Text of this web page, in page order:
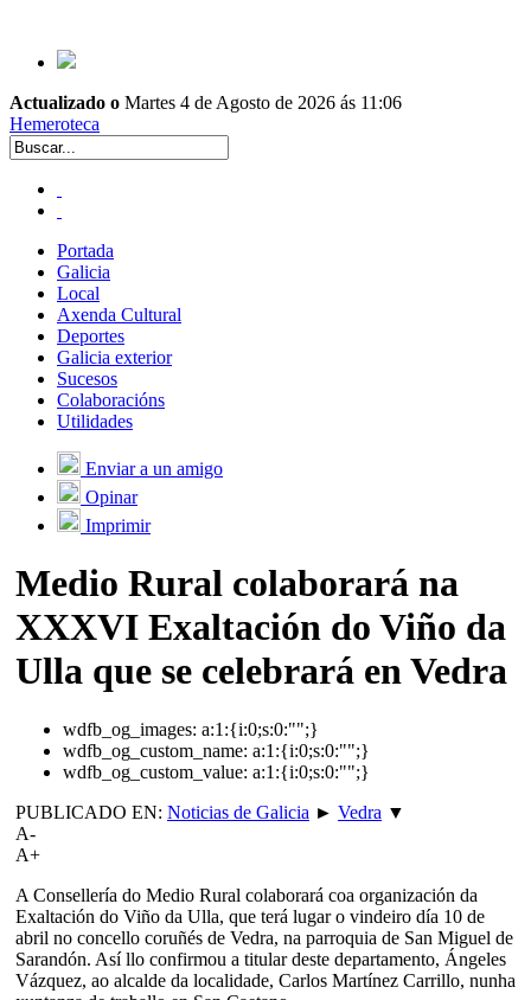
Actualizado o Martes 4 de Agosto de 2026 ás 11:06
Hemeroteca
Portada
Galicia
Local
Axenda Cultural
Deportes
Galicia exterior
Sucesos
Colaboracións
Utilidades
Enviar a un amigo
Opinar
Imprimir
Medio Rural colaborará na
XXXVI Exaltación do Viño da
Ulla que se celebrará en Vedra
wdfb_og_images: a:1:{i:0;s:0:"";}
wdfb_og_custom_name: a:1:{i:0;s:0:"";}
wdfb_og_custom_value: a:1:{i:0;s:0:"";}
PUBLICADO EN: Noticias de Galicia ► Vedra ▼
A-
A+
A Consellería do Medio Rural colaborará coa organización da
Exaltación do Viño da Ulla, que terá lugar o vindeiro día 10 de
abril no concello coruñés de Vedra, na parroquia de San Miguel de
Sarandón. Así llo confirmou a titular deste departamento, Ángeles
Vázquez, ao alcalde da localidade, Carlos Martínez Carrillo, nunha